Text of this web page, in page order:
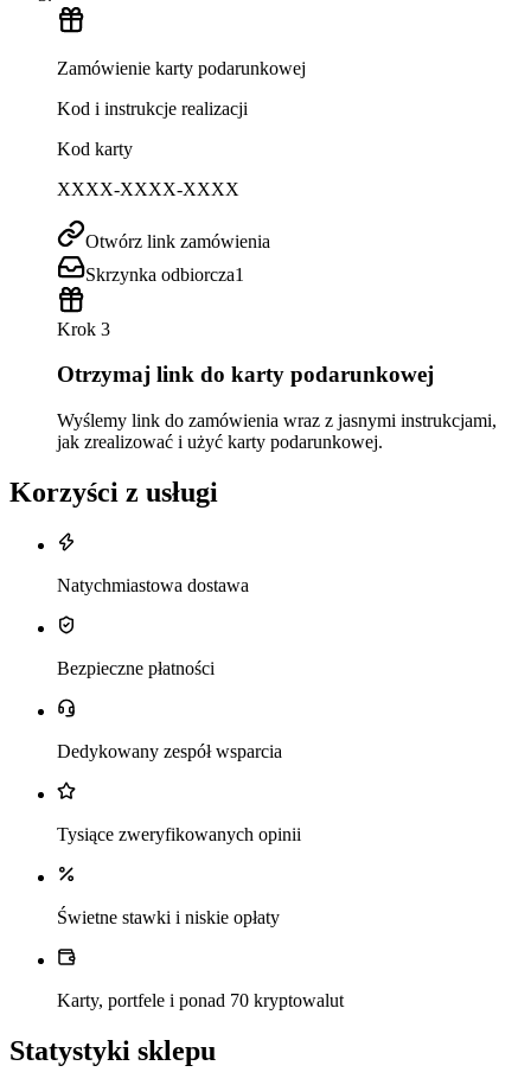
Zamówienie karty podarunkowej
Kod i instrukcje realizacji
Kod karty
XXXX-XXXX-XXXX
Otwórz link zamówienia
Skrzynka odbiorcza1
Krok 3
Otrzymaj link do karty podarunkowej
Wyślemy link do zamówienia wraz z jasnymi instrukcjami,
jak zrealizować i użyć karty podarunkowej.
Korzyści z usługi
Natychmiastowa dostawa
Bezpieczne płatności
Dedykowany zespół wsparcia
Tysiące zweryfikowanych opinii
Świetne stawki i niskie opłaty
Karty, portfele i ponad 70 kryptowalut
Statystyki sklepu